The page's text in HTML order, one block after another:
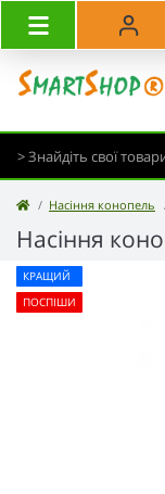
Насіння конопель
Насіння
КРАЩИЙ
ПОСПІШИ